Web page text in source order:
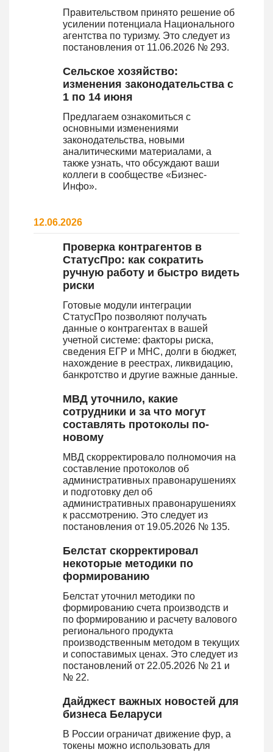
Правительством принято решение об
усилении потенциала Национального
агентства по туризму. Это следует из
постановления от 11.06.2026 № 293.
Сельское хозяйство:
изменения законодательства с
1 по 14 июня
Предлагаем ознакомиться с
основными изменениями
законодательства, новыми
аналитическими материалами, а
также узнать, что обсуждают ваши
коллеги в сообществе «Бизнес-
Инфо».
12.06.2026
Проверка контрагентов в
СтатусПро: как сократить
ручную работу и быстро видеть
риски
Готовые модули интеграции
СтатусПро позволяют получать
данные о контрагентах в вашей
учетной системе: факторы риска,
сведения ЕГР и МНС, долги в бюджет,
нахождение в реестрах, ликвидацию,
банкротство и другие важные данные.
МВД уточнило, какие
сотрудники и за что могут
составлять протоколы по-
новому
МВД скорректировало полномочия на
составление протоколов об
административных правонарушениях
и подготовку дел об
административных правонарушениях
к рассмотрению. Это следует из
постановления от 19.05.2026 № 135.
Белстат скорректировал
некоторые методики по
формированию
Белстат уточнил методики по
формированию счета производств и
по формированию и расчету валового
регионального продукта
производственным методом в текущих
и сопоставимых ценах. Это следует из
постановлений от 22.05.2026 № 21 и
№ 22.
Дайджест важных новостей для
бизнеса Беларуси
В России ограничат движение фур, а
токены можно использовать для